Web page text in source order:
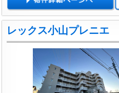
レックス小山プレニエ